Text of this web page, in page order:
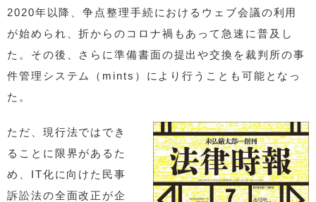
2020年以降、争点整理手続におけるウェブ会議の利用
が始められ、折からのコロナ禍もあって急速に普及し
た。その後、さらに準備書面の提出や交換を裁判所の事
件管理システム（mints）により行うことも可能となっ
た。
ただ、現行法ではでき
ることに限界があるた
め、IT化に向けた民事
訴訟法の全面改正が企